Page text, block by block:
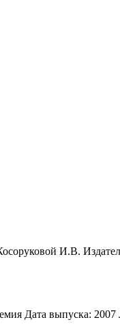
И.В.
Дата выпуска: 2007